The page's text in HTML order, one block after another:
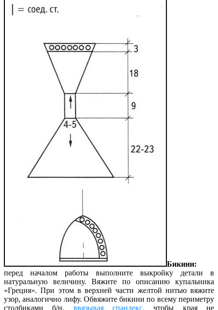
Бикини:
перед началом работы выполните выкройку детали в
натуральную величину. Вяжите по описанию купальника
«Греция». При этом в верхней части желтой нитью вяжите
узор, аналогично лифу. Обвяжите бикини по всему периметру
столбиками б/н, ввязывая спандекс, чтобы края не